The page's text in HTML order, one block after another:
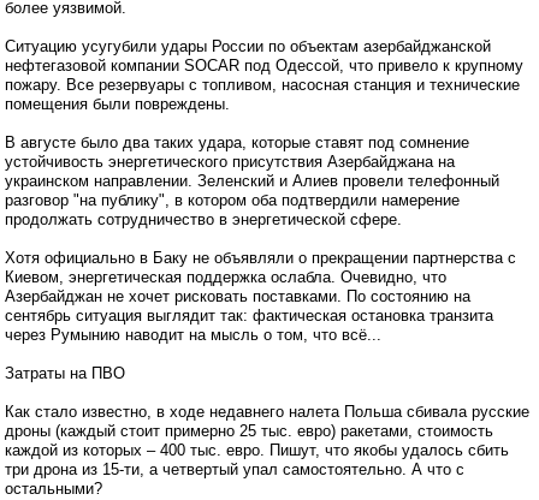
более уязвимой.
Ситуацию усугубили удары России по объектам азербайджанской
нефтегазовой компании SOCAR под Одессой, что привело к крупному
пожару. Все резервуары с топливом, насосная станция и технические
помещения были повреждены.
В августе было два таких удара, которые ставят под сомнение
устойчивость энергетического присутствия Азербайджана на
украинском направлении. Зеленский и Алиев провели телефонный
разговор "на публику", в котором оба подтвердили намерение
продолжать сотрудничество в энергетической сфере.
Хотя официально в Баку не объявляли о прекращении партнерства с
Киевом, энергетическая поддержка ослабла. Очевидно, что
Азербайджан не хочет рисковать поставками. По состоянию на
сентябрь ситуация выглядит так: фактическая остановка транзита
через Румынию наводит на мысль о том, что всё...
Затраты на ПВО
Как стало известно, в ходе недавнего налета Польша сбивала русские
дроны (каждый стоит примерно 25 тыс. евро) ракетами, стоимость
каждой из которых – 400 тыс. евро. Пишут, что якобы удалось сбить
три дрона из 15-ти, а четвертый упал самостоятельно. А что с
остальными?